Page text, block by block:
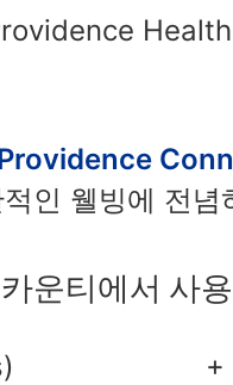
인 웰빙에 전
운티에서 사